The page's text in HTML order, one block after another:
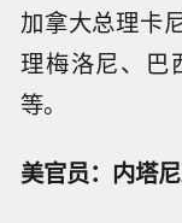
加拿大总理卡
理梅洛尼、巴
等。
美官员：内塔